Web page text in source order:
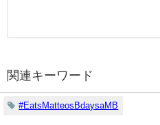
関連キーワード
#EatsMatteosBdaysaMB